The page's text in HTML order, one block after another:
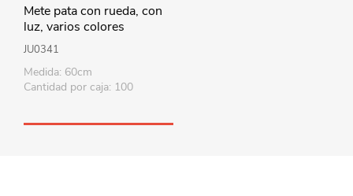
Mete pata con rueda, con
luz, varios colores
JU0341
Medida: 60cm
Cantidad por caja: 100